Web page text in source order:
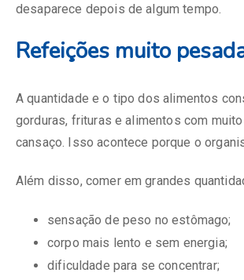
desaparece depois de algum tempo.
Refeições muito
A quantidade e o tipo dos alimentos
gorduras, frituras e alimentos com
cansaço. Isso acontece porque o
Além disso, comer em grandes
sensação de peso no estômago;
corpo mais lento e sem energia;
dificuldade para se concentrar;